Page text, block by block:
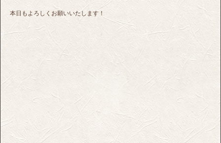
本日もよろしくお願いいたします！